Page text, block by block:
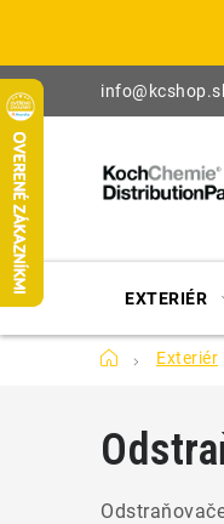
obsah
EXTERIÉR
DomovExteriér